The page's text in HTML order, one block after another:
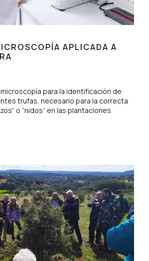
APLICADA A
para la identificación de
trufas, necesario para la correcta
o “nidos” en las plantaciones